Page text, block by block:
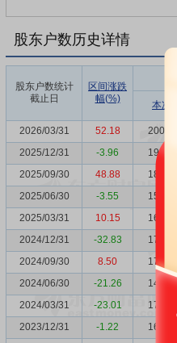
股东户数历史详情
股东户数统计
截止日
区间涨跌
幅(%)
本次
2026/03/31
52.18 20022
2025/12/31
-3.96 19375
2025/09/30
48.88 18714
2025/06/30
-3.55 15971
2025/03/31
10.15 16888
2024/12/31
-32.83 17595
2024/09/30
8.50 17989
2024/06/30
-21.26 14023
2024/03/31
-23.01 17976
2023/12/31
-1.22 16612